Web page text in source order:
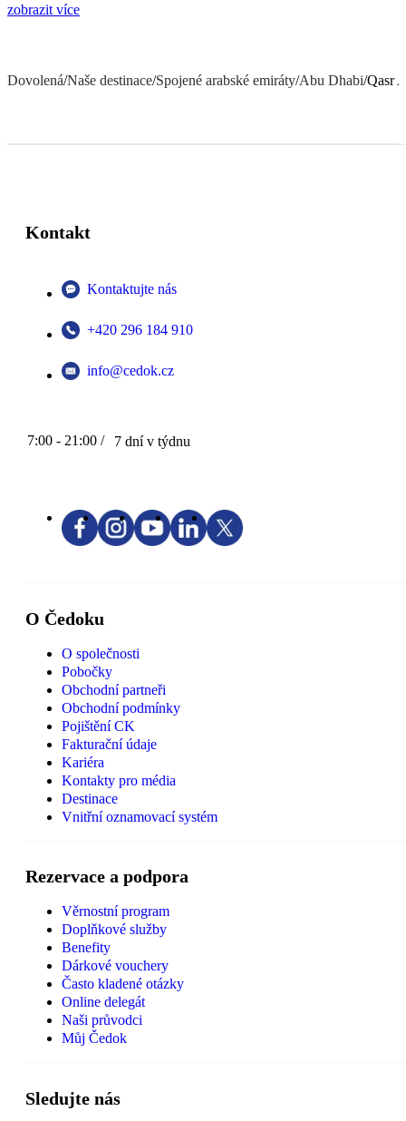
zobrazit více
Dovolená/Naše destinace/Spojené arabské emiráty/Abu Dhabi/Qasr
Kontakt
Kontaktujte nás
+420 296 184 910
info@cedok.cz
7:00 - 21:00 / 7 dní v týdnu
O Čedoku
O společnosti
Pobočky
Obchodní partneři
Obchodní podmínky
Pojištění CK
Fakturační údaje
Kariéra
Kontakty pro média
Destinace
Vnitřní oznamovací systém
Rezervace a podpora
Věrnostní program
Doplňkové služby
Benefity
Dárkové vouchery
Často kladené otázky
Online delegát
Naši průvodci
Můj Čedok
Sledujte nás